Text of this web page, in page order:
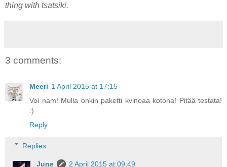
thing with tsatsiki.
3 comments:
Meeri 1 April 2015 at 17:15
Voi nam! Mulla onkin paketti kvinoaa kotona! Pitää testata!
:)
Reply
Replies
June
2 April 2015 at 09:49